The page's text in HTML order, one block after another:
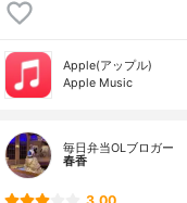
Apple(アップル)
Apple Music
毎日弁当OLブロガー
春香
3.00